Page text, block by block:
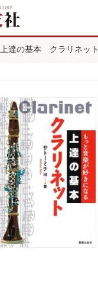
上達の基本 クラリネット